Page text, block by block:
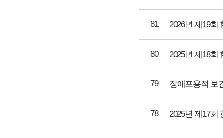
81 2026년 제19회
80 2025년 제18회
79
78 2025년 제17회